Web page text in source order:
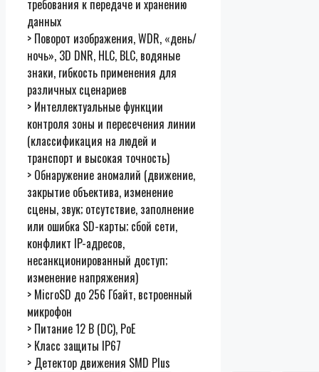
требования к передаче и хранению
данных
> Поворот изображения, WDR, «день/
ночь», 3D DNR, HLC, BLC, водяные
знаки, гибкость применения для
различных сценариев
> Интеллектуальные функции
контроля зоны и пересечения линии
(классификация на людей и
транспорт и высокая точность)
> Обнаружение аномалий (движение,
закрытие объектива, изменение
сцены, звук; отсутствие, заполнение
или ошибка SD-карты; сбой сети,
конфликт IP-адресов,
несанкционированный доступ;
изменение напряжения)
> MicroSD до 256 Гбайт, встроенный
микрофон
> Питание 12 В (DC), PoE
> Класс защиты IP67
> Детектор движения SMD Plus